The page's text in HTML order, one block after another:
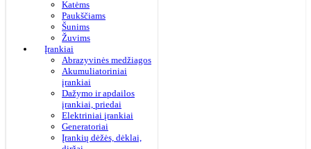
Katėms
Paukščiams
Šunims
Žuvims
Įrankiai
Abrazyvinės medžiagos
Akumuliatoriniai
įrankiai
Dažymo ir apdailos
įrankiai, priedai
Elektriniai įrankiai
Generatoriai
Įrankių dėžės, dėklai,